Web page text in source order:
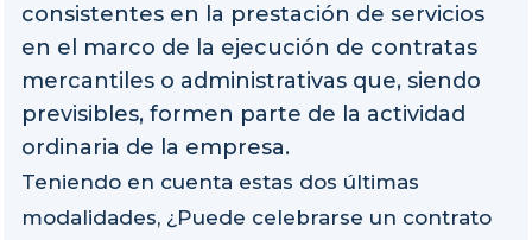
consistentes en la prestación de servicios
en el marco de la ejecución de contratas
mercantiles o administrativas que, siendo
previsibles, formen parte de la actividad
ordinaria de la empresa.
Teniendo en cuenta estas dos últimas
modalidades, ¿Puede celebrarse un contrato